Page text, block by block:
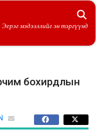
Эерэг мэдээллийг эн тэргүүнд
бохирдлын